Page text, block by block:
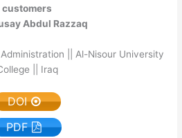
customers
Abdul Razzaq
|| Al-Nisour University
|| Iraq
DOI
PDF